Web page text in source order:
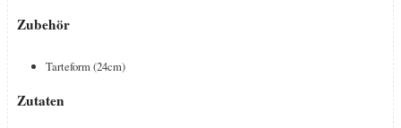
Zubehör
Tarteform (24cm)
Zutaten